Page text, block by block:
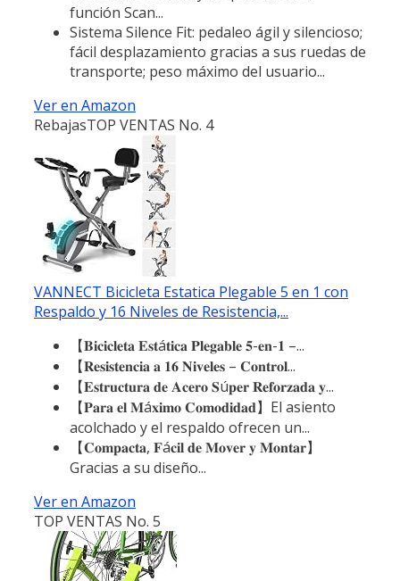
función Scan...
Sistema Silence Fit: pedaleo ágil y silencioso;
fácil desplazamiento gracias a sus ruedas de
transporte; peso máximo del usuario...
Ver en Amazon
RebajasTOP VENTAS No. 4
VANNECT Bicicleta Estatica Plegable 5 en 1 con
Respaldo y 16 Niveles de Resistencia,...
【𝐁𝐢𝐜𝐢𝐜𝐥𝐞𝐭𝐚 𝐄𝐬𝐭á𝐭𝐢𝐜𝐚 𝐏𝐥𝐞𝐠𝐚𝐛𝐥𝐞 𝟓-𝐞𝐧-𝟏 –...
【𝐑𝐞𝐬𝐢𝐬𝐭𝐞𝐧𝐜𝐢𝐚 𝐚 𝟏𝟔 𝐍𝐢𝐯𝐞𝐥𝐞𝐬 – 𝐂𝐨𝐧𝐭𝐫𝐨𝐥...
【𝐄𝐬𝐭𝐫𝐮𝐜𝐭𝐮𝐫𝐚 𝐝𝐞 𝐀𝐜𝐞𝐫𝐨 𝐒ú𝐩𝐞𝐫 𝐑𝐞𝐟𝐨𝐫𝐳𝐚𝐝𝐚 𝐲...
【𝐏𝐚𝐫𝐚 𝐞𝐥 𝐌á𝐱𝐢𝐦𝐨 𝐂𝐨𝐦𝐨𝐝𝐢𝐝𝐚𝐝】El asiento
acolchado y el respaldo ofrecen un...
【𝐂𝐨𝐦𝐩𝐚𝐜𝐭𝐚, 𝐅á𝐜𝐢𝐥 𝐝𝐞 𝐌𝐨𝐯𝐞𝐫 𝐲 𝐌𝐨𝐧𝐭𝐚𝐫】
Gracias a su diseño...
Ver en Amazon
TOP VENTAS No. 5